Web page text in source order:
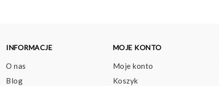
INFORMACJE
O nas
Blog
MOJE KONTO
Moje konto
Koszyk